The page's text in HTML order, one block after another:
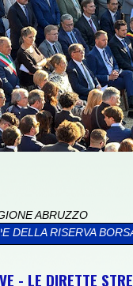
ABRUZZO
>> PRESSO IL
- LE DIRETTE